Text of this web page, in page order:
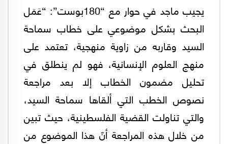
يجيب ماجد في حوار مع “180بوست”: “عَمَل
البحث بشكل موضوعي على خطاب سماحة
السيد وقاربه من زاوية منهجية، تعتمد على
منهج العلوم الإنسانية، فهو لم ينطلق في
تحليل مضمون الخطاب إلا بعد مراجعة
نصوص الخطب التي ألقاها سماحة السيد،
والتي تناولت القضية الفلسطينية، حيث تبين
من خلال هذه المراجعة أنّ هذا الموضوع من